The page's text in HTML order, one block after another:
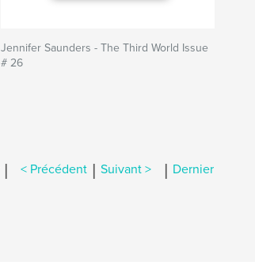
Jennifer Saunders - The Third World Issue
# 26
| < Précédent | Suivant > | Dernier